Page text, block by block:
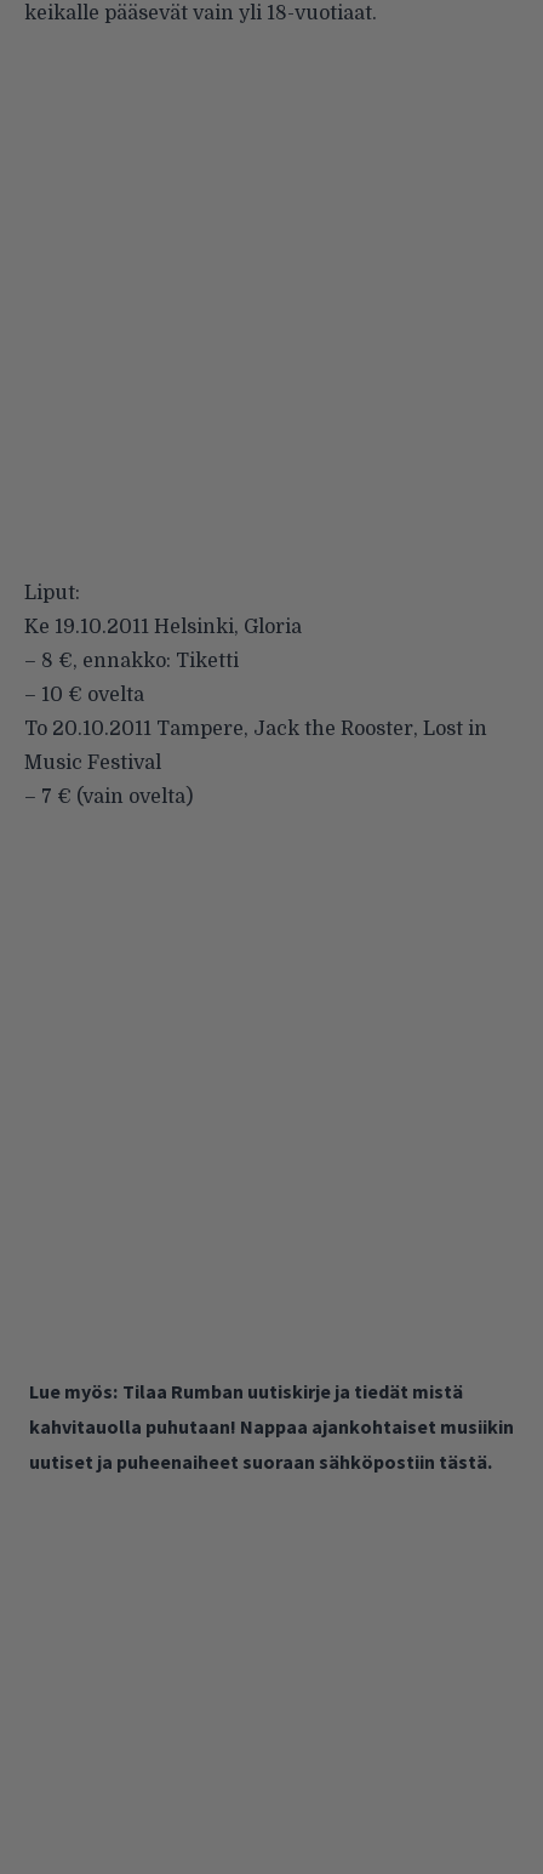
keikalle pääsevät vain yli 18-vuotiaat.
Liput:
Ke 19.10.2011 Helsinki, Gloria
– 8 €, ennakko: Tiketti
– 10 € ovelta
To 20.10.2011 Tampere, Jack the Rooster, Lost in
Music Festival
– 7 € (vain ovelta)
Lue myös: Tilaa Rumban uutiskirje ja tiedät mistä
kahvitauolla puhutaan! Nappaa ajankohtaiset musiikin
uutiset ja puheenaiheet suoraan sähköpostiin tästä.